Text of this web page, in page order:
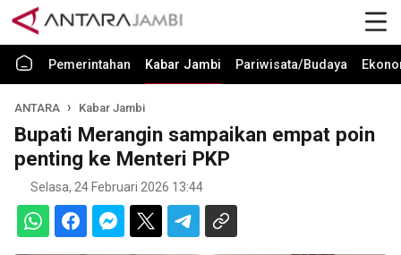
Pemerintahan Kabar Jambi Pariwisata/Budaya
ANTARA Kabar Jambi
Bupati Merangin sampaikan empat poin
penting ke Menteri PKP
Selasa, 24 Februari 2026 13:44